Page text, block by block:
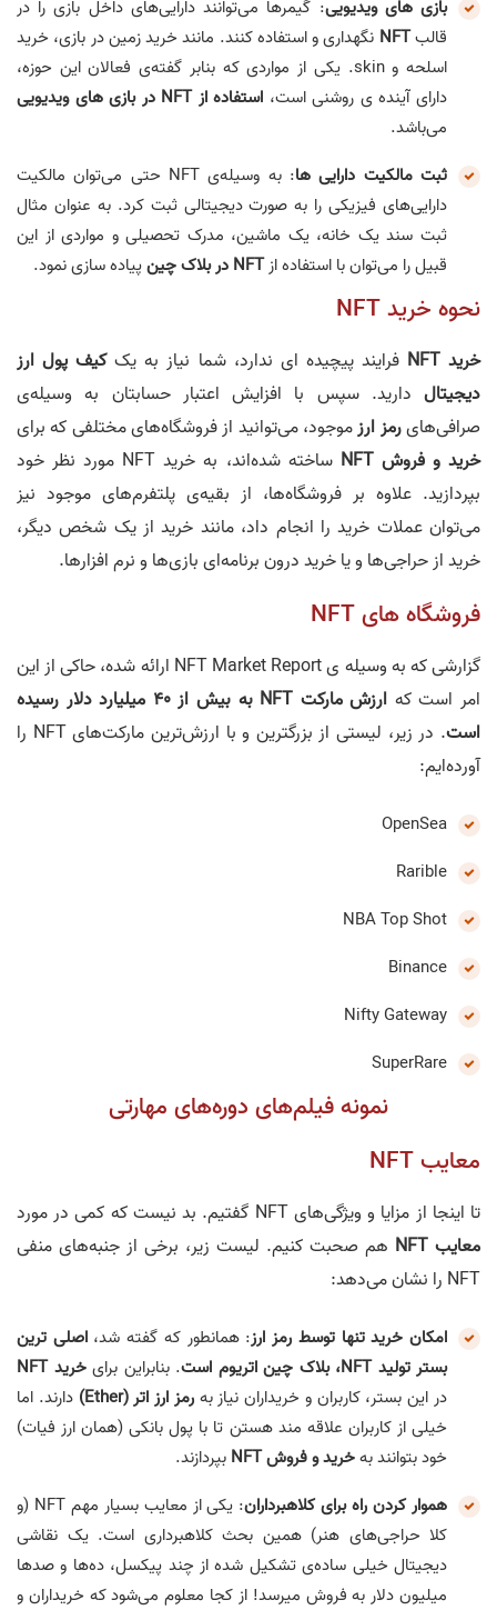
بازی های ویدیویی: گیمر‌ها می‌توانند دارایی‌های داخل بازی را در
قالبNFT نگهداری و استفاده کنند. مانند خرید زمین در بازی، خرید
اسلحه و skin. یکی از مواردی که بنابر گفته‌ی فعالان این حوزه،
دارای آینده ی روشنی است، استفاده از NFT در بازی های ویدیویی
می‌باشد.
ثبت مالکیت دارایی ها
: به وسیله‌ی NFT حتی می‌توان مالکیت
دارایی‌های فیزیکی را به صورت دیجیتالی ثبت کرد. به عنوان مثال
ثبت سند یک خانه، یک ماشین، مدرک تحصیلی و مواردی از این
قبیل را می‌توان با استفاده ازNFT در بلاک چین پیاده سازی نمود.
نحوه خرید NFT
خرید NFT فرایند پیچیده ای ندارد، شما نیاز به یککیف پول ارز
دیجیتال دارید. سپس با افزایش اعتبار حسابتان به وسیله‌ی
صرافی‌هایرمز ارزموجود، می‌توانید از فروشگاه‌های مختلفی که برای
خرید و فروش NFT
ساخته شده‌اند، به خرید NFT مورد نظر خود
بپردازید. علاوه بر فروشگاه‌ها، از بقیه‌ی پلتفرم‌های موجود نیز
می‌توان عملات خرید را انجام داد، مانند خرید از یک شخص دیگر،
خرید از حراجی‌ها و یا خرید درون برنامه‌ای بازی‌ها و نرم افزار‌ها.
فروشگاه های NFT
گزارشی که به وسیله ی NFT Market Report ارائه شده، حاکی از این
امر است که
ارزش مارکت NFT به بیش از 40 میلیارد دلار رسیده
است
. در زیر، لیستی از بزرگترین و با ارزش‌ترین مارکت‌های NFT را
آورده‌ایم:
OpenSea
Rarible
NBA Top Shot
Binance
Nifty Gateway
SuperRare
نمونه فیلم‌های دوره‌های مهارتی
معایب NFT
تا اینجا از مزایا و ویژگی‌های NFT گفتیم. بد نیست که کمی در مورد
معایب NFT
هم صحبت کنیم. لیست زیر، برخی از جنبه‌های منفی
NFT را نشان می‌دهد:
امکان خرید تنها توسط رمز ارز: همانطور که گفته شد،اصلی ترین
بستر تولید NFT، بلاک چین اتریوم است
. بنابراین برایخرید NFT
در این بستر، کاربران و خریداران نیاز بهرمز ارز اتر (Ether)
دارند. اما
خیلی از کاربران علاقه مند هستن تا با پول بانکی (همان ارز فیات)
خود بتوانند بهخرید و فروش NFT
بپردازند.
هموار کردن راه برای کلاهبرداران
: یکی از معایب بسیار مهم NFT (و
کلا حراجی‌های هنر) همین بحث کلاهبرداری است. یک نقاشی
دیجیتال خیلی ساده‌ی تشکیل شده از چند پیکسل، ده‌ها و صد‌ها
میلیون دلار به فروش میرسد! از کجا معلوم می‌شود که خریداران و